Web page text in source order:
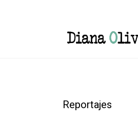
Reportajes